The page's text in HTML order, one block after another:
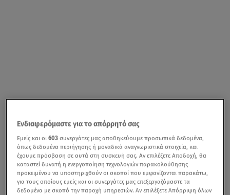
Ενδιαφερόμαστε για το απόρρητό σας
Εμείς και οι603 συνεργάτες μας αποθηκεύουμε προσωπικά δεδομένα,
όπως δεδομένα περιήγησης ή μοναδικά αναγνωριστικά στοιχεία, και
έχουμε πρόσβαση σε αυτά στη συσκευή σας. Αν επιλέξετε Αποδοχή, θα
καταστεί δυνατή η ενεργοποίηση τεχνολογιών παρακολούθησης
προκειμένου να υποστηριχθούν οι σκοποί που εμφανίζονται παρακάτω,
για τους οποίους εμείς και οι συνεργάτες μας επεξεργαζόμαστε τα
δεδομένα με σκοπό την παροχή υπηρεσιών. Αν επιλέξετε Απόρριψη όλων